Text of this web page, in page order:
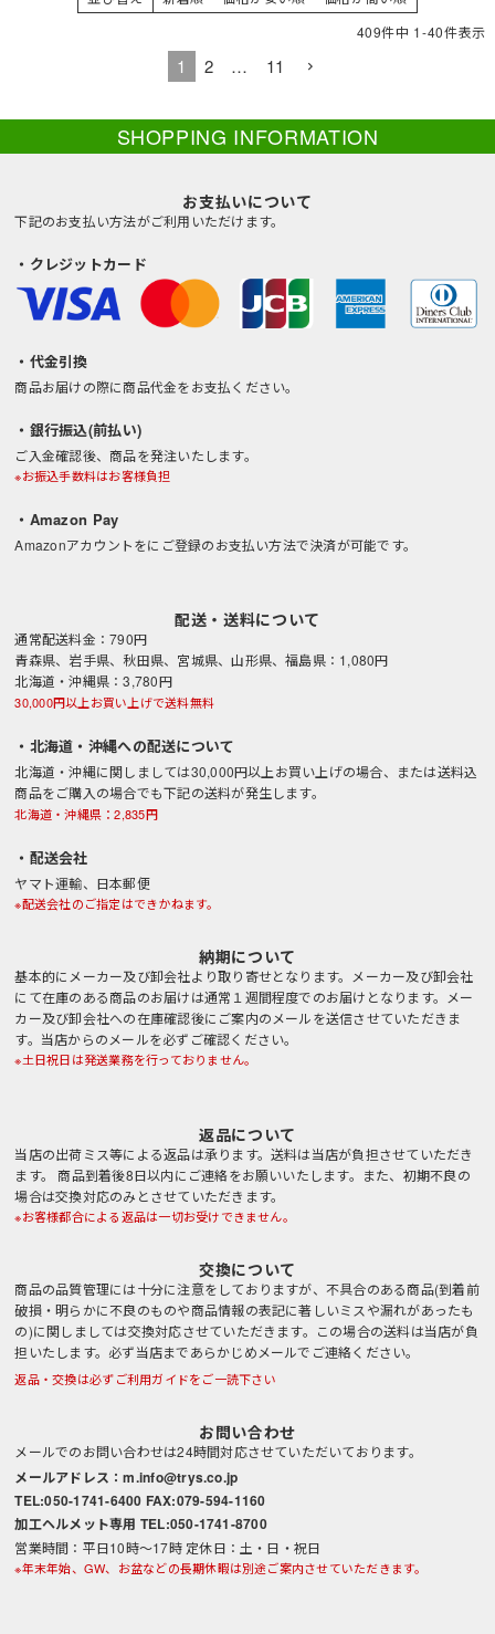
409件中 1-40件表示
1 2 … 11
SHOPPING INFORMATION
お支払いについて
下記のお支払い方法がご利用いただけます。
・クレジットカード
・代金引換
商品お届けの際に商品代金をお支払ください。
・銀行振込(前払い)
ご入金確認後、商品を発注いたします。
※お振込手数料はお客様負担
・Amazon Pay
Amazonアカウントをにご登録のお支払い方法で決済が可能です。
配送・送料について
通常配送料金：790円
青森県、岩手県、秋田県、宮城県、山形県、福島県：1,080円
北海道・沖縄県：3,780円
30,000円以上お買い上げで送料無料
・北海道・沖縄への配送について
北海道・沖縄に関しましては30,000円以上お買い上げの場合、または送料込
商品をご購入の場合でも下記の送料が発生します。
北海道・沖縄県：2,835円
・配送会社
ヤマト運輸、日本郵便
※配送会社のご指定はできかねます。
納期について
基本的にメーカー及び卸会社より取り寄せとなります。メーカー及び卸会社
にて在庫のある商品のお届けは通常１週間程度でのお届けとなります。メー
カー及び卸会社への在庫確認後にご案内のメールを送信させていただきま
す。当店からのメールを必ずご確認ください。
※土日祝日は発送業務を行っておりません。
返品について
当店の出荷ミス等による返品は承ります。送料は当店が負担させていただき
ます。 商品到着後8日以内にご連絡をお願いいたします。また、初期不良の
場合は交換対応のみとさせていただきます。
※お客様都合による返品は一切お受けできません。
交換について
商品の品質管理には十分に注意をしておりますが、不具合のある商品(到着前
破損・明らかに不良のものや商品情報の表記に著しいミスや漏れがあったも
の)に関しましては交換対応させていただきます。この場合の送料は当店が負
担いたします。必ず当店まであらかじめメールでご連絡ください。
返品・交換は必ずご利用ガイドをご一読下さい
お問い合わせ
メールでのお問い合わせは24時間対応させていただいております。
メールアドレス：m.info@trys.co.jp
TEL:050-1741-6400 FAX:079-594-1160
加工ヘルメット専用 TEL:050-1741-8700
営業時間：平日10時～17時 定休日：土・日・祝日
※年末年始、GW、お盆などの長期休暇は別途ご案内させていただきます。